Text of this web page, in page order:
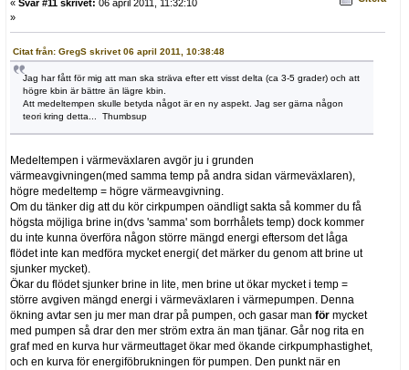
« Svar #11 skrivet: 06 april 2011, 11:32:10
»
Citat från: GregS skrivet 06 april 2011, 10:38:48
Jag har fått för mig att man ska sträva efter ett visst delta (ca 3-5 grader) och att
högre kbin är bättre än lägre kbin.
Att medeltempen skulle betyda något är en ny aspekt. Jag ser gärna någon
teori kring detta... Thumbsup
Medeltempen i värmeväxlaren avgör ju i grunden
värmeavgivningen(med samma temp på andra sidan värmeväxlaren),
högre medeltemp = högre värmeavgivning.
Om du tänker dig att du kör cirkpumpen oändligt sakta så kommer du få
högsta möjliga brine in(dvs 'samma' som borrhålets temp) dock kommer
du inte kunna överföra någon större mängd energi eftersom det låga
flödet inte kan medföra mycket energi( det märker du genom att brine ut
sjunker mycket).
Ökar du flödet sjunker brine in lite, men brine ut ökar mycket i temp =
större avgiven mängd energi i värmeväxlaren i värmepumpen. Denna
ökning avtar sen ju mer man drar på pumpen, och gasar man för mycket
med pumpen så drar den mer ström extra än man tjänar. Går nog rita en
graf med en kurva hur värmeuttaget ökar med ökande cirkpumphastighet,
och en kurva för energiföbrukningen för pumpen. Den punkt när en